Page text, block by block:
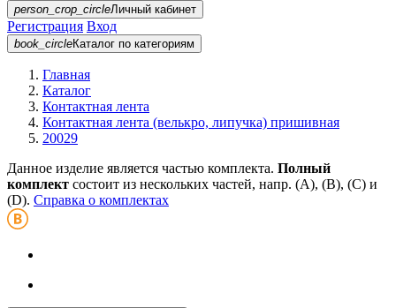
person_crop_circleЛичный кабинет
Регистрация Вход
book_circleКаталог по категориям
Главная
Каталог
Контактная лента
Контактная лента (велькро, липучка) пришивная
20029
Данное изделие является частью комплекта. Полный
комплект состоит из нескольких частей, напр. (А), (B), (С) и
(D). Справка о комплектах